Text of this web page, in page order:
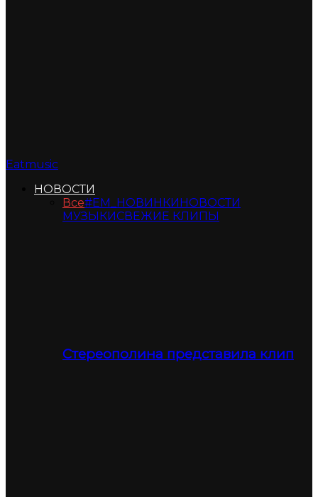
Eatmusic
НОВОСТИ
Все#ЕМ_НОВИНКИНОВОСТИ
МУЗЫКИСВЕЖИЕ КЛИПЫ
Стереополина представила клип